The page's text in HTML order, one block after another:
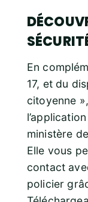
En
17, et du
citoyenne
ministère
Elle vous
contact
policier